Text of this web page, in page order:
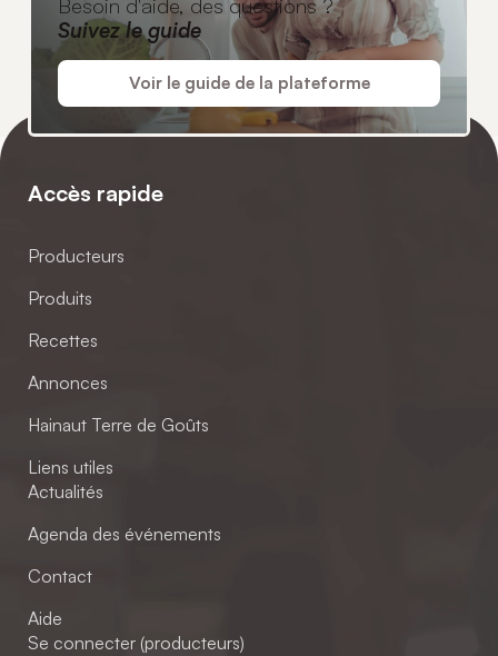
Besoin d'aide, des questions ?
Suivez le guide
Voir le guide de la plateforme
Accès rapide
Producteurs
Produits
Recettes
Annonces
Hainaut Terre de Goûts
Liens utiles
Actualités
Agenda des événements
Contact
Aide
Se connecter (producteurs)